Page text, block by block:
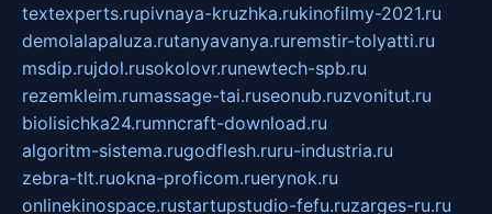
textexperts.rupivnaya-kruzhka.rukinofilmy-2021.ru
demolalapaluza.rutanyavanya.ruremstir-tolyatti.ru
msdip.rujdol.rusokolovr.runewtech-spb.ru
rezemkleim.rumassage-tai.ruseonub.ruzvonitut.ru
biolisichka24.rumncraft-download.ru
algoritm-sistema.rugodflesh.ruru-industria.ru
zebra-tlt.ruokna-proficom.ruerynok.ru
onlinekinospace.rustartupstudio-fefu.ruzarges-ru.ru